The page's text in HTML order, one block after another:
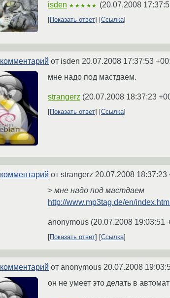
isden ★★★★★ (20.07.2008
Показать ответ Ссылка
комментарий от isden 20.07.2008 17:37:53
мне надо под мастдаем.
strangerz (20.07.2008 18:37:23
Показать ответ
Ссылка
комментарий от strangerz 20.07.2008 18:37:23
> мне надо под мастдаем
http://www.mp3tag.de/en/index.html
anonymous (20.07.2008 19:03:51
Показать ответ Ссылка
комментарий от anonymous 20.07.2008
он не умеет это делать в